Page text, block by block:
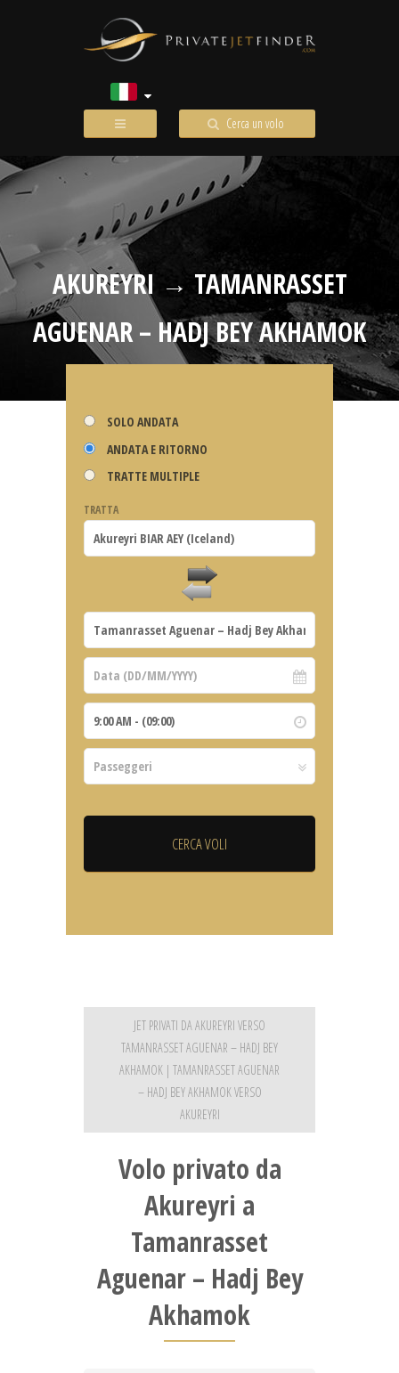
Cerca un volo
AKUREYRI → TAMANRASSET
AGUENAR – HADJ BEY AKHAMOK
SOLO ANDATA
ANDATA E RITORNO
TRATTE MULTIPLE
TRATTA
JET PRIVATI DA AKUREYRI VERSO
TAMANRASSET AGUENAR – HADJ BEY
AKHAMOK | TAMANRASSET AGUENAR
– HADJ BEY AKHAMOK VERSO
AKUREYRI
Volo privato da
Akureyri a
Tamanrasset
Aguenar – Hadj Bey
Akhamok